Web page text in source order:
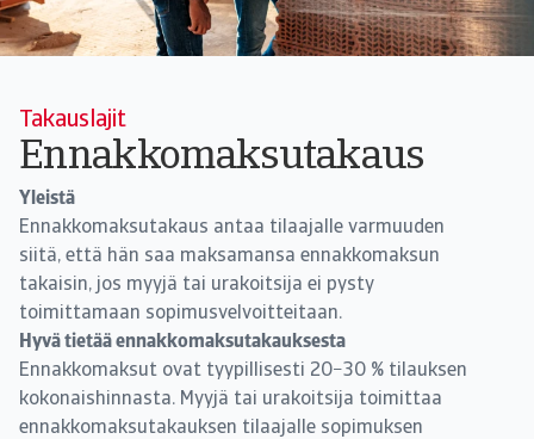
Takauslajit
Ennakkomaksutakaus
Yleistä
Ennakkomaksutakaus antaa tilaajalle varmuuden
siitä, että hän saa maksamansa ennakkomaksun
takaisin, jos myyjä tai urakoitsija ei pysty
toimittamaan sopimusvelvoitteitaan.
Hyvä tietää ennakkomaksutakauksesta
Ennakkomaksut ovat tyypillisesti 20−30 % tilauksen
kokonaishinnasta. Myyjä tai urakoitsija toimittaa
ennakkomaksutakauksen tilaajalle sopimuksen